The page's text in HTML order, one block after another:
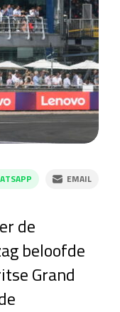
EMAIL
de
beloofde
Grand